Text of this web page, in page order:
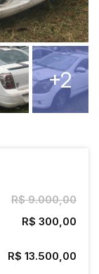
+2
R$ 9.000,00
R$ 300,00
R$ 13.500,00